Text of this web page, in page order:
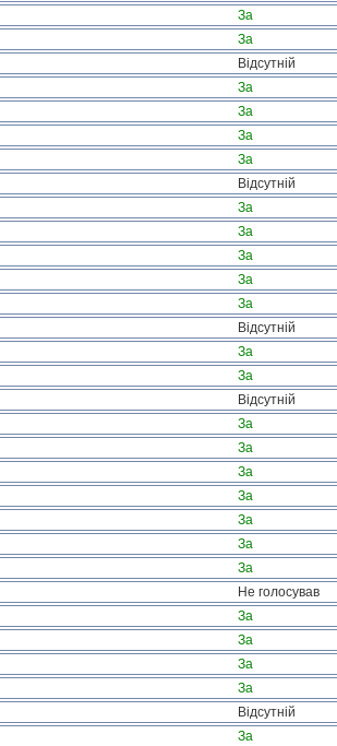
За
За
Відсутній
За
За
За
За
Відсутній
За
За
За
За
За
Відсутній
За
За
Відсутній
За
За
За
За
За
За
За
Не голосував
За
За
За
За
Відсутній
За